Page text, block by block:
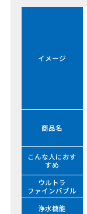
イメージ
商品名
こんな人におす
すめ
ウルトラ
ファインバブル
浄水機能